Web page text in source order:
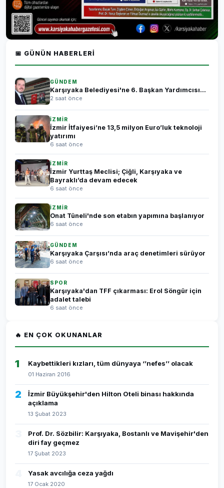
📅 GÜNÜN HABERLERI
GÜNDEM
Karşıyaka Belediyesi'ne 6. Başkan Yardımcısı...
2 saat önce
İZMİR
İzmir İtfaiyesi’ne 13,5 milyon Euro’luk teknoloji
yatırımı
6 saat önce
İZMİR
İzmir Yurttaş Meclisi; Çiğli, Karşıyaka ve
Bayraklı’da devam edecek
6 saat önce
İZMİR
Onat Tüneli'nde son etabın yapımına başlanıyor
6 saat önce
GÜNDEM
Karşıyaka Çarşısı’nda araç denetimleri sürüyor
6 saat önce
SPOR
Karşıyaka'dan TFF çıkarması: Erol Söngür için
adalet talebi
6 saat önce
🔥 EN ÇOK OKUNANLAR
1 Kaybettikleri kızları, tüm dünyaya ‘’nefes’’ olacak
01 Haziran 2016
2
İzmir Büyükşehir'den Hilton Oteli binası hakkında
açıklama
13 Şubat 2023
Prof. Dr. Sözbilir: Karşıyaka, Bostanlı ve Mavişehir'den
diri fay geçmez
17 Şubat 2023
Yasak avcılığa ceza yağdı
17 Ocak 2020